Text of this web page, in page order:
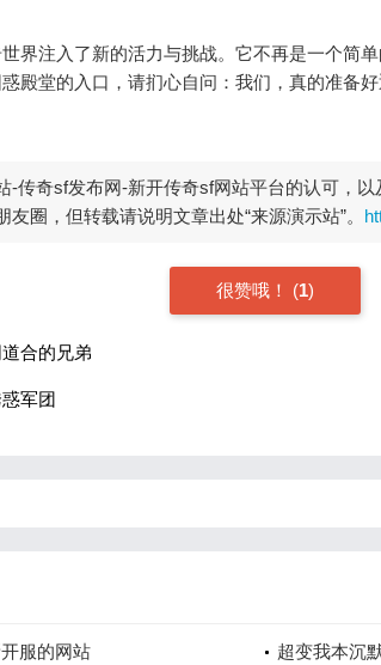
注入了新的活力与挑战。它不再是一个简单
殿堂的入口，请扪心自问：我们，真的准备
-传奇sf发布网-新开传奇sf网站平台的认可，
圈，但转载请说明文章出处“来源演示站”。
很赞哦！ (1)
合的兄弟
军团
服的网站
超变我本沉